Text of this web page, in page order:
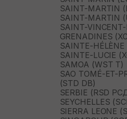
SAINT-MARTIN
SAINT-MARTIN
SAINT-
GRENADINES
SAINTE-HÉLÈNE
SAINTE-LUCIE
SAMOA (WST T)
SAO TOMÉ-ET-
(STD DB)
SERBIE (RSD
SEYCHELLES
SIERRA LEONE